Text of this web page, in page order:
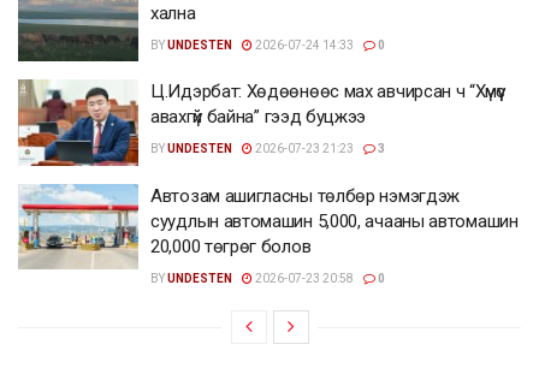
хална
BYUNDESTEN 2026-07-24 14:33 0
Ц.Идэрбат: Хөдөөнөөс мах авчирсан ч “Хүмүүс
авахгүй байна” гээд буцжээ
BYUNDESTEN 2026-07-23 21:23 3
Автозам ашигласны төлбөр нэмэгдэж
суудлын автомашин 5,000, ачааны автомашин
20,000 төгрөг болов
BYUNDESTEN 2026-07-23 20:58 0